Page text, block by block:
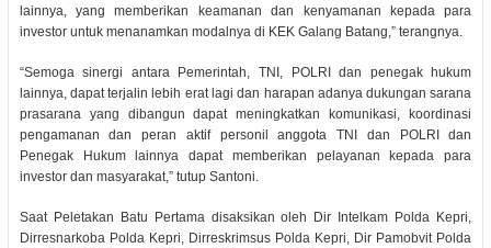
lainnya, yang memberikan keamanan dan kenyamanan kepada para
investor untuk menanamkan modalnya di KEK Galang Batang,” terangnya.
“Semoga sinergi antara Pemerintah, TNI, POLRI dan penegak hukum
lainnya, dapat terjalin lebih erat lagi dan harapan adanya dukungan sarana
prasarana yang dibangun dapat meningkatkan komunikasi, koordinasi
pengamanan dan peran aktif personil anggota TNI dan POLRI dan
Penegak Hukum lainnya dapat memberikan pelayanan kepada para
investor dan masyarakat,” tutup Santoni.
Saat Peletakan Batu Pertama disaksikan oleh Dir Intelkam Polda Kepri,
Dirresnarkoba Polda Kepri, Dirreskrimsus Polda Kepri, Dir Pamobvit Polda